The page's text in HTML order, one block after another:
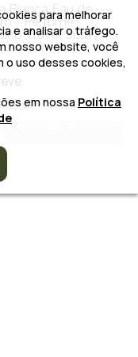
Bianca Eau de
- Perfume
Travel Spray
ME QUANDO
para melhorar
e analisar o tráfego.
nosso website, você
o uso desses cookies,
em nossa Política